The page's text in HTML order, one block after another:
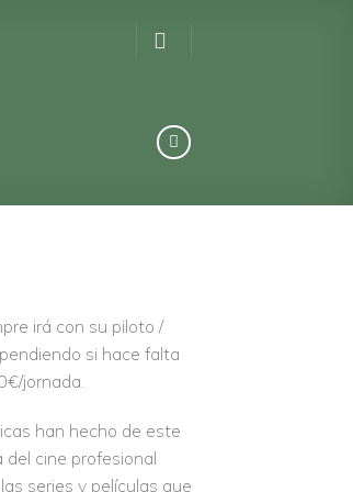
irá con su piloto /
si hace falta
jornada.
han hecho de este
del cine profesional
series y películas que